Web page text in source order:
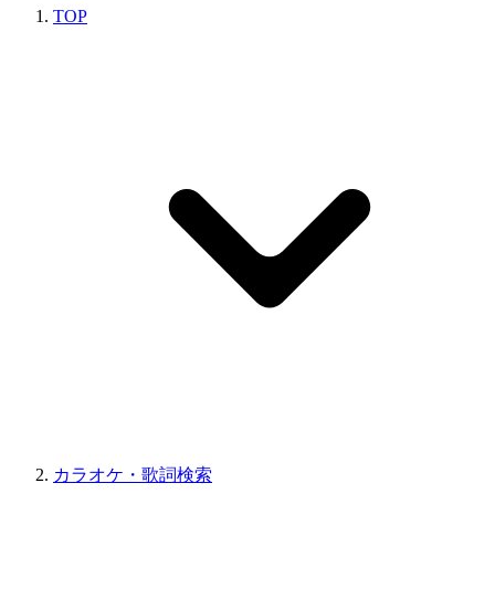
TOP
カラオケ・歌詞検索